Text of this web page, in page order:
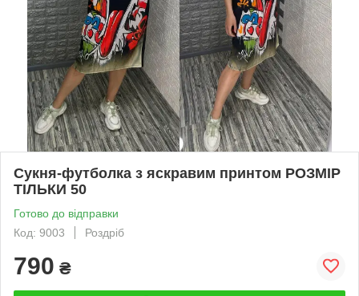
Сукня-футболка з яскравим принтом РОЗМІР
ТІЛЬКИ 50
Готово до відправки
Код: 9003
Роздріб
790 ₴